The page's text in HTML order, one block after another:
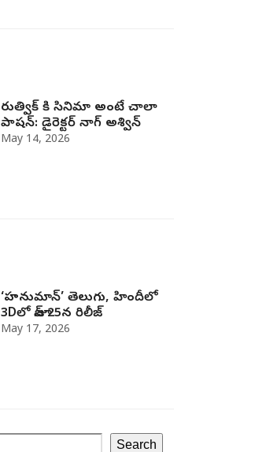
రుత్విక్ కి సినిమా అంటే చాలా
పాషన్: డైరెక్టర్ నాగ్ అశ్విన్
May 14, 2026
‘హనుమాన్’ తెలుగు, హిందీలో
3Dలో జూన్ 25న రిలీజ్
May 17, 2026
Search